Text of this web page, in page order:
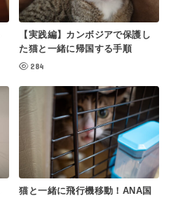
【実践編】カンボジアで保護し
た猫と一緒に帰国する手順
284
猫と一緒に飛行機移動！ANA国